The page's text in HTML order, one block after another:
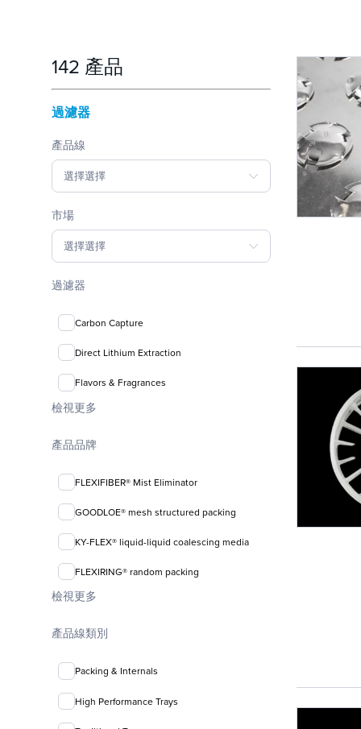
142 產品
過濾器
產品線
選擇選擇
市場
選擇選擇
過濾器
Carbon Capture
Direct Lithium Extraction
Flavors & Fragrances
檢視更多
產品品牌
FLEXIFIBER® Mist Eliminator
GOODLOE® mesh structured packing
KY-FLEX® liquid-liquid coalescing media
FLEXIRING® random packing
檢視更多
產品線類別
Packing & Internals
High Performance Trays